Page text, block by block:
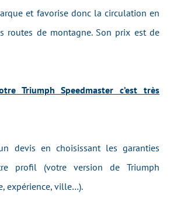
et favorise donc la circulation en
routes de montagne. Son prix est de
Triumph Speedmaster c’est très
devis en choisissant les garanties
profil (votre version de Triumph
expérience, ville…).